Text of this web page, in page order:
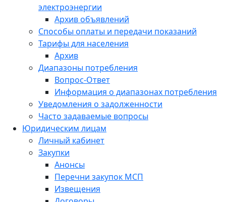
электроэнергии
Архив объявлений
Способы оплаты и передачи показаний
Тарифы для населения
Архив
Диапазоны потребления
Вопрос-Ответ
Информация о диапазонах потребления
Уведомления о задолженности
Часто задаваемые вопросы
Юридическим лицам
Личный кабинет
Закупки
Анонсы
Перечни закупок МСП
Извещения